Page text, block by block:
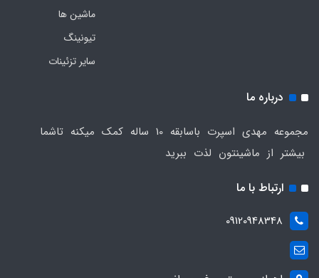
ماشین ها
تیونینگ
سایر تزئینات
درباره ما
مجموعه مهدی اسپرت باسابقه 10 ساله کمک میکنه تاشما
بیشتر از ماشینتون لذت ببرید
ارتباط با ما
09120948348